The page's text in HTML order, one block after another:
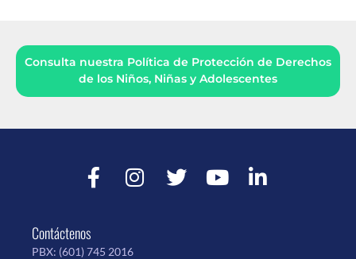
Consulta nuestra Política de Protección de Derechos
de los Niños, Niñas y Adolescentes
Contáctenos
PBX: (601) 745 2016